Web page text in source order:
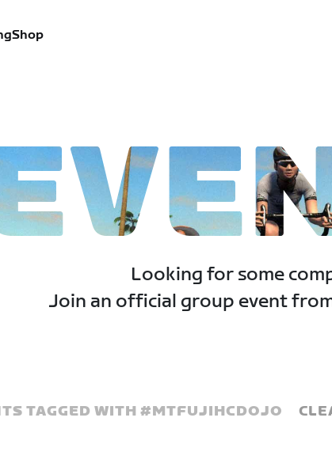
Shop
Looking for some
Join an official group event
TAGGED WITH #MTFUJIHCDOJO